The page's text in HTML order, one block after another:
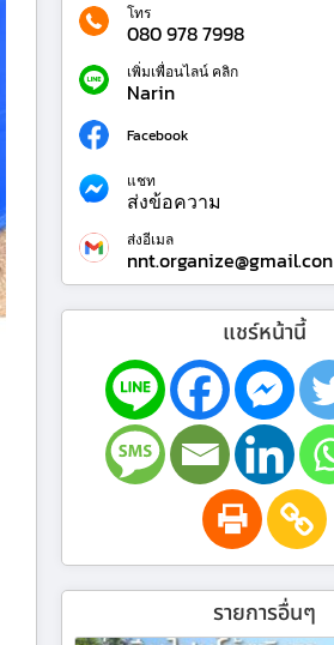
โทร
080 978 7998
เพิ่มเพื่อนไลน์ คลิก
Narin
Facebook
แชท
ส่งข้อความ
ส่งอีเมล
nnt.organize@gmail.con
แชร์หน้านี้
รายการอื่นๆ